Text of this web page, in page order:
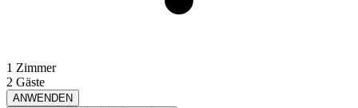
1 Zimmer
2 Gäste
ANWENDEN